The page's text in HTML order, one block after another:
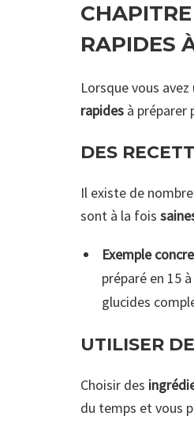
RAPIDES
Lorsque vous avez
rapides à préparer
DES
Il existe de
sont à la fois
Exemple
préparé en 15
glucides
UTILISER
Choisir des
du temps et vous